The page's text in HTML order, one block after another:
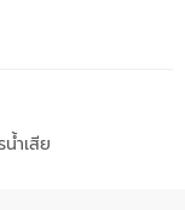
ำเสีย